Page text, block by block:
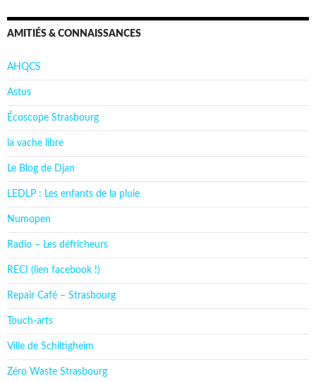
AMITIÉS & CONNAISSANCES
AHQCS
Astus
Écoscope Strasbourg
la vache libre
Le Blog de Djan
LEDLP : Les enfants de la pluie
Numopen
Radio – Les défricheurs
RECI (lien facebook !)
Repair Café – Strasbourg
Touch-arts
Ville de Schiltigheim
Zéro Waste Strasbourg